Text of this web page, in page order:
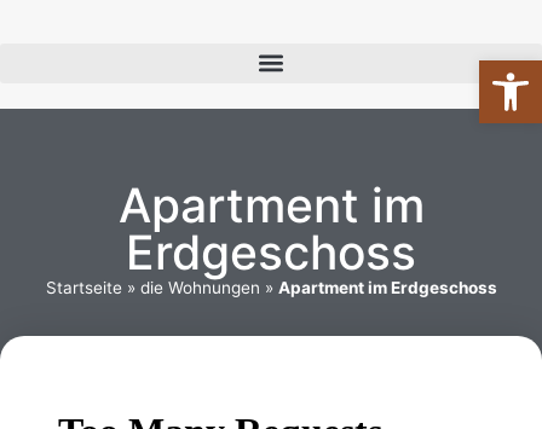
Apartment im
Erdgeschoss
Startseite » die Wohnungen » Apartment im Erdgeschoss